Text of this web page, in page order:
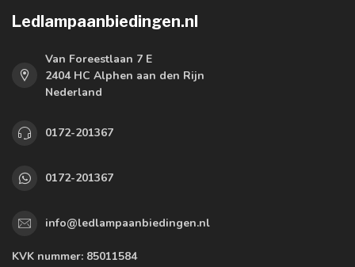
Ledlampaanbiedingen.nl
Van Foreestlaan 7 E
2404 HC Alphen aan den Rijn
Nederland
0172-201367
0172-201367
info@ledlampaanbiedingen.nl
KVK nummer: 85011584